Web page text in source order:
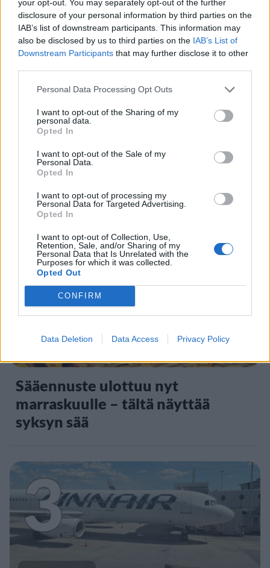
your opt-out. You may separately opt-out of the further
disclosure of your personal information by third parties on the
IAB’s list of downstream participants. This information may
also be disclosed by us to third parties on the IAB’s List of
Downstream Participants that may further disclose it to other
Personal Data Processing Opt Outs
I want to opt-out of the Sharing of my
personal data.
Opted In
I want to opt-out of the Sale of my
Personal Data.
Opted In
I want to opt-out of processing my
Personal Data for Targeted Advertising.
Opted In
I want to opt-out of Collection, Use,
Retention, Sale, and/or Sharing of my
Personal Data that Is Unrelated with the
Purposes for which it was collected.
Opted Out
CONFIRM
Data Deletion Data Access Privacy Policy
1
UUTISET
Leskeneläke ei kuulu kaikille –
Kela muistuttaa tärkeästä
ikärajasta
2
VIIHDEUUTISET
Sääennuste ulottuu nyt
marraskuulle – tältä näyttää
syksyn sää
3